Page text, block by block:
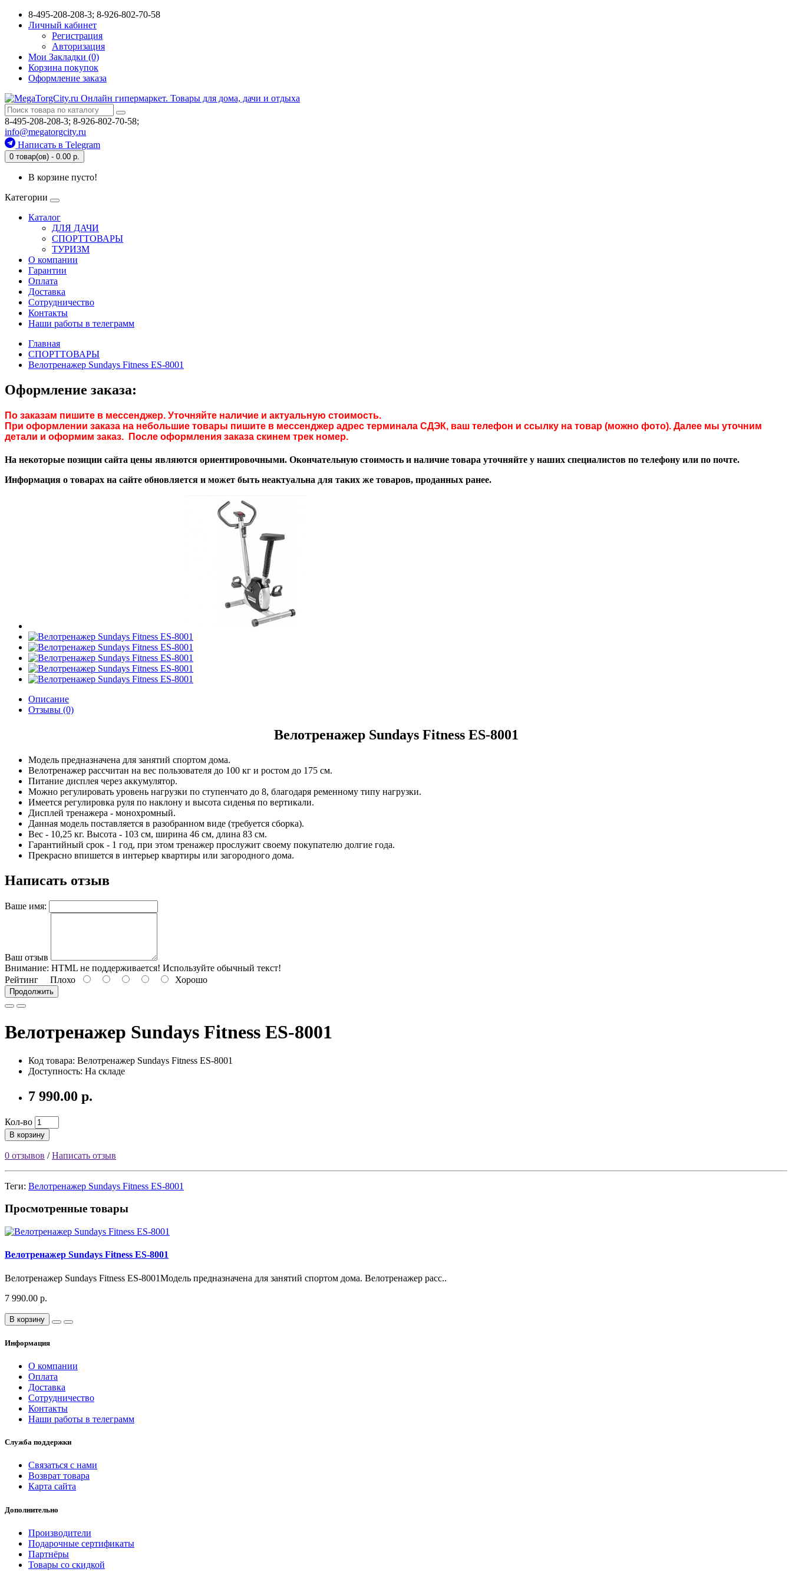
8-495-208-208-3; 8-926-802-70-58
Личный кабинет
Регистрация
Авторизация
Мои Закладки (0)
Корзина покупок
Оформление заказа
8-495-208-208-3; 8-926-802-70-58;
info@megatorgcity.ru
Написать в Telegram
0 товар(ов) - 0.00 р.
В корзине пусто!
Категории
Каталог
ДЛЯ ДАЧИ
СПОРТТОВАРЫ
ТУРИЗМ
О компании
Гарантии
Оплата
Доставка
Сотрудничество
Контакты
Наши работы в телеграмм
Главная
СПОРТТОВАРЫ
Велотренажер Sundays Fitness ES-8001
Оформление заказа:
По заказам пишите в мессенджер. Уточняйте наличие и актуальную стоимость.
При оформлении заказа на небольшие товары пишите в мессенджер адрес терминала СДЭК, ваш телефон и ссылку на товар (можно фото). Далее мы уточним
детали и оформим заказ. После оформления заказа скинем трек номер.
На некоторые позиции сайта цены являются ориентировочными. Окончательную стоимость и наличие товара уточняйте у наших специалистов по телефону или по почте.
Информация о товарах на сайте обновляется и может быть неактуальна для таких же товаров, проданных ранее.
Описание
Отзывы (0)
Велотренажер Sundays Fitness ES-8001
Модель предназначена для занятий спортом дома.
Велотренажер рассчитан на вес пользователя до 100 кг и ростом до 175 см.
Питание дисплея через аккумулятор.
Можно регулировать уровень нагрузки по ступенчато до 8, благодаря ременному типу нагрузки.
Имеется регулировка руля по наклону и высота сиденья по вертикали.
Дисплей тренажера - монохромный.
Данная модель поставляется в разобранном виде (требуется сборка).
Вес - 10,25 кг. Высота - 103 см, ширина 46 см, длина 83 см.
Гарантийный срок - 1 год, при этом тренажер прослужит своему покупателю долгие года.
Прекрасно впишется в интерьер квартиры или загородного дома.
Написать отзыв
Ваше имя:
Ваш отзыв
Внимание: HTML не поддерживается! Используйте обычный текст!
Рейтинг Плохо Хорошо
Продолжить
Велотренажер Sundays Fitness ES-8001
Код товара: Велотренажер Sundays Fitness ES-8001
Доступность: На складе
7 990.00 р.
Кол-во
В корзину
0 отзывов /Написать отзыв
Теги: Велотренажер Sundays Fitness ES-8001
Просмотренные товары
Велотренажер Sundays Fitness ES-8001
Велотренажер Sundays Fitness ES-8001Модель предназначена для занятий спортом дома. Велотренажер расс..
7 990.00 р.
В корзину
Информация
О компании
Оплата
Доставка
Сотрудничество
Контакты
Наши работы в телеграмм
Служба поддержки
Связаться с нами
Возврат товара
Карта сайта
Дополнительно
Производители
Подарочные сертификаты
Партнёры
Товары со скидкой